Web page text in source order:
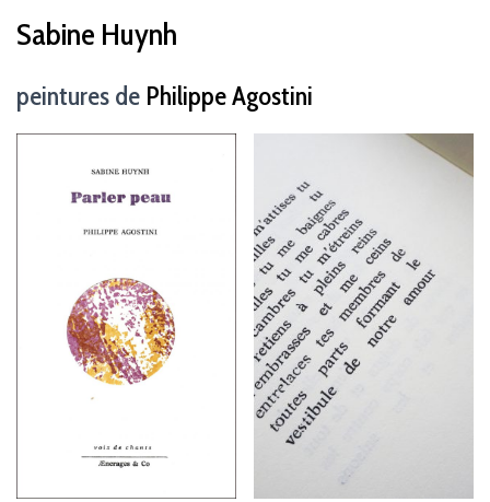
I
Sabine Huynh
peintures de Philippe Agostini